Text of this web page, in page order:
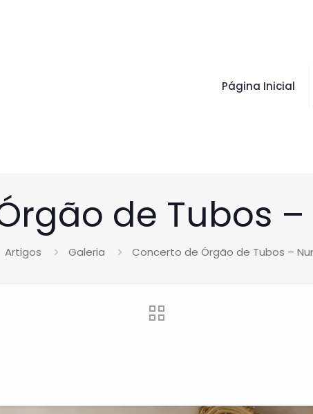
Página Inicial
de Tubos
Artigos Galeria Concerto de Órgão de Tubos –